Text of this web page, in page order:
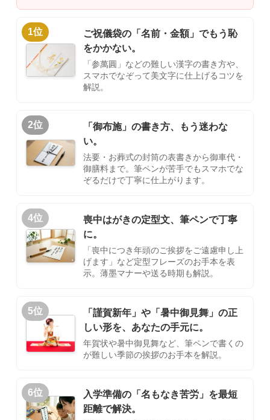
1位
ご祝儀袋の「名前・金額」でもう恥
をかかない。
「参萬圓」などの難しい漢字の書き方や、
スマホでなぞって美文字に仕上げるコツを
解説。
2位
「御布施」の書き方、もう迷わな
い。
法要・お葬式の封筒の表書きから御車代・
御膳料まで。筆ペンが苦手でもスマホでな
ぞるだけで丁寧に仕上がります。
4位
喪中はがきの定型文、筆ペンで丁寧
に。
「喪中につき年頭のご挨拶をご遠慮申し上
げます」など定型フレーズのお手本を表
示。薄墨マナーや送る時期も解説。
5位
「謹賀新年」や「暑中御見舞」の正
しい形を、あなたの手元に。
年賀状や暑中御見舞など、筆ペンで書くの
が難しい季節の挨拶のお手本を解説。
6位
入学準備の「名もなき苦労」を最短
距離で解決。